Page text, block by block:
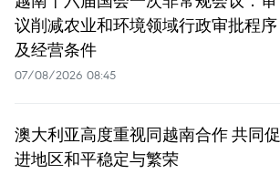
议削减农业和环境领域行政审批程序
及经营条件
07/08/2026 08:45
澳大利亚高度重视同越南合作 共同促
进地区和平稳定与繁荣